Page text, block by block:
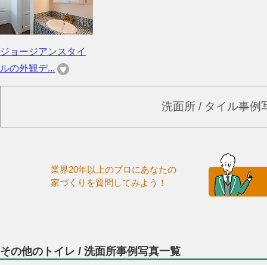
ジョージアンスタイ
ルの外観デ...
洗面所 / タイル事例
業界20年以上のプロにあなたの
家づくりを質問してみよう！
その他のトイレ / 洗面所事例写真一覧